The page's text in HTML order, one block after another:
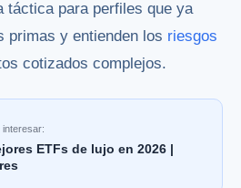
táctica para perfiles que ya
primas y entienden los riesgos
cotizados complejos.
interesar:
ETFs de lujo en 2026 |